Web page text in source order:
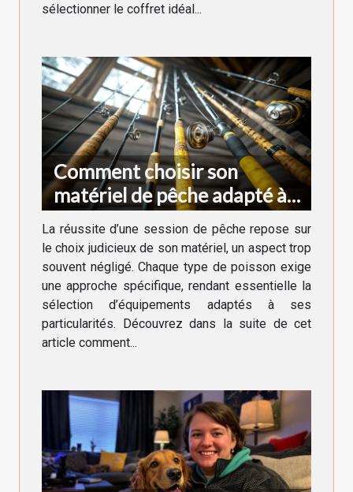
sélectionner le coffret idéal...
Comment choisir son
matériel de pêche adapté à
chaque type de poisson
La réussite d’une session de pêche repose sur
le choix judicieux de son matériel, un aspect trop
souvent négligé. Chaque type de poisson exige
une approche spécifique, rendant essentielle la
sélection d’équipements adaptés à ses
particularités. Découvrez dans la suite de cet
article comment...